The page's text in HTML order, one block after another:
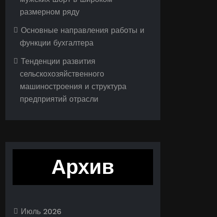
размерном ряду
Основные направления работы и
функции бухгалтера
Тенденции развития
сельскохозяйственного
машиностроения и структура
предприятий отрасли
Архив
Июль 2026